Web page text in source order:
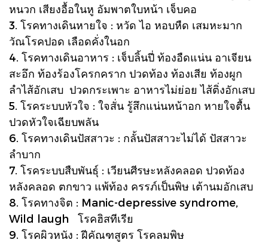
หนวก เสียงอื้อในหู อัมพาตใบหน้า เจ็บคอ
3. โรคทางเดินหายใจ : หวัด ไอ หอบหืด เสมหะมาก
วัณโรคปอด เลือดคั่งในอก
4. โรคทางเดินอาหาร : เจ็บลิ้นปี่ ท้องอืดแน่น อาเจียน
สะอึก ท้องร้องโครกคราก ปวดท้อง ท้องเสีย ท้องผูก
ลำไส้อักเสบ ปวดกระเพาะ อาหารไม่ย่อย ไส้ติ่งอักเสบ
5. โรคระบบหัวใจ : ใจสั่น รู้สึกแน่นหน้าอก หายใจตื้น
ปวดหัวใจเฉียบพลัน
6. โรคทางเดินปัสสาวะ : กลั้นปัสสาวะไม่ได้ ปัสสาวะ
ลำบาก
7. โรคระบบสืบพันธุ์ : เวียนศีรษะหลังคลอด ปวดท้อง
หลังคลอด ตกขาว แพ้ท้อง ครรภ์เป็นพิษ เต้านมอักเสบ
8. โรคทางจิต : Manic-depressive syndrome,
Wild laugh โรคฮิสทีเรีย
9. โรคผิวหนัง : ฝีคัณฑสูตร โรคลมพิษ